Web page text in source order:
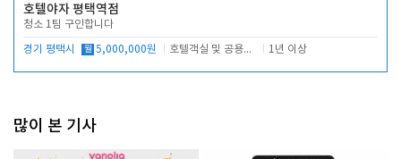
호텔야자 평택역점
청소 1팀 구인합니다
경기 평택시 월 5,000,000원 호텔객실 및 공용시설 청소 관리 1년 이상
많이 본 기사